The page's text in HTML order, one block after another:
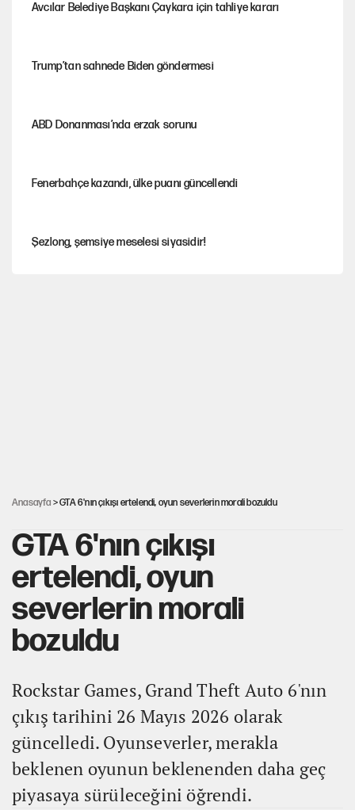
Avcılar Belediye Başkanı Çaykara için tahliye kararı
Trump’tan sahnede Biden göndermesi
ABD Donanması’nda erzak sorunu
Fenerbahçe kazandı, ülke puanı güncellendi
Şezlong, şemsiye meselesi siyasidir!
Anasayfa > GTA 6'nın çıkışı ertelendi, oyun severlerin morali bozuldu
GTA 6'nın çıkışı
ertelendi, oyun
severlerin morali
bozuldu
Rockstar Games, Grand Theft Auto 6'nın
çıkış tarihini 26 Mayıs 2026 olarak
güncelledi. Oyunseverler, merakla
beklenen oyunun beklenenden daha geç
piyasaya sürüleceğini öğrendi.